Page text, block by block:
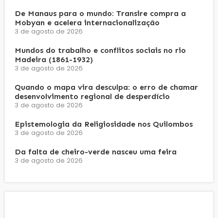
De Manaus para o mundo: Transire compra a
Mobyan e acelera internacionalização
3 de agosto de 2026
Mundos do trabalho e conflitos sociais no rio
Madeira (1861-1932)
3 de agosto de 2026
Quando o mapa vira desculpa: o erro de chamar
desenvolvimento regional de desperdício
3 de agosto de 2026
Epistemologia da Religiosidade nos Quilombos
3 de agosto de 2026
Da falta de cheiro-verde nasceu uma feira
3 de agosto de 2026